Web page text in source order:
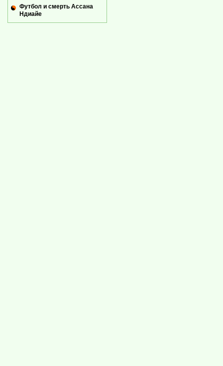
Футбол и смерть Ассана
Ндиайе